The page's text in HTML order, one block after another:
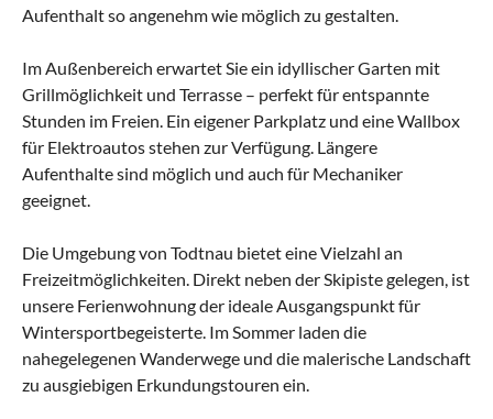
Aufenthalt so angenehm wie möglich zu gestalten.
Im Außenbereich erwartet Sie ein idyllischer Garten mit
Grillmöglichkeit und Terrasse – perfekt für entspannte
Stunden im Freien. Ein eigener Parkplatz und eine Wallbox
für Elektroautos stehen zur Verfügung. Längere
Aufenthalte sind möglich und auch für Mechaniker
geeignet.
Die Umgebung von Todtnau bietet eine Vielzahl an
Freizeitmöglichkeiten. Direkt neben der Skipiste gelegen, ist
unsere Ferienwohnung der ideale Ausgangspunkt für
Wintersportbegeisterte. Im Sommer laden die
nahegelegenen Wanderwege und die malerische Landschaft
zu ausgiebigen Erkundungstouren ein.